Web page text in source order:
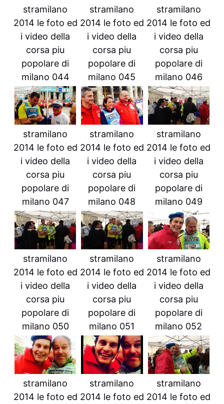
stramilano
2014 le foto ed
i video della
corsa piu
popolare di
milano 044
stramilano
2014 le foto ed
i video della
corsa piu
popolare di
milano 045
stramilano
2014 le foto ed
i video della
corsa piu
popolare di
milano 046
stramilano
2014 le foto ed
i video della
corsa piu
popolare di
milano 047
stramilano
2014 le foto ed
i video della
corsa piu
popolare di
milano 048
stramilano
2014 le foto ed
i video della
corsa piu
popolare di
milano 049
stramilano
2014 le foto ed
i video della
corsa piu
popolare di
milano 050
stramilano
2014 le foto ed
i video della
corsa piu
popolare di
milano 051
stramilano
2014 le foto ed
i video della
corsa piu
popolare di
milano 052
stramilano
2014 le foto ed
stramilano
2014 le foto ed
stramilano
2014 le foto ed